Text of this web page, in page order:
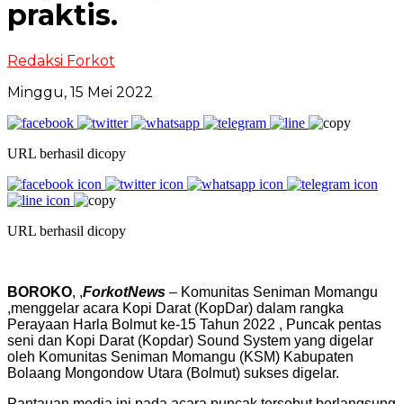
praktis.
Redaksi Forkot
Minggu, 15 Mei 2022
URL berhasil dicopy
URL berhasil dicopy
BOROKO, ,ForkotNews – Komunitas Seniman Momangu
,menggelar acara Kopi Darat (KopDar) dalam rangka
Perayaan Harla Bolmut ke-15 Tahun 2022 , Puncak pentas
seni dan Kopi Darat (Kopdar) Sound System yang digelar
oleh Komunitas Seniman Momangu (KSM) Kabupaten
Bolaang Mongondow Utara (Bolmut) sukses digelar.